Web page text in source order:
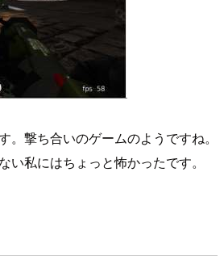
。撃ち合いのゲームのようですね。
い私にはちょっと怖かったです。